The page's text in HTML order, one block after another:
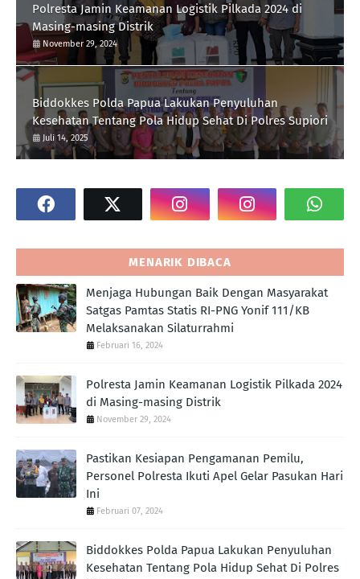
Polresta Jamin Keamanan Logistik Pilkada 2024 di
Masing-masing Distrik
November 29, 2024
Biddokkes Polda Papua Lakukan Penyuluhan
Kesehatan Tentang Pola Hidup Sehat Di Polres Supiori
Juli 14, 2025
MENARIK DIBACA
Menjaga Hubungan Baik Dengan Masyarakat
Satgas Pamtas Statis RI-PNG Yonif 111/KB
Melaksanakan Silaturrahmi
Februari 16, 2024
Polresta Jamin Keamanan Logistik Pilkada 2024
di Masing-masing Distrik
November 29, 2024
Pastikan Kesiapan Pengamanan Pemilu,
Personel Polresta Ikuti Apel Gelar Pasukan Hari
Ini
Februari 07, 2024
Biddokkes Polda Papua Lakukan Penyuluhan
Kesehatan Tentang Pola Hidup Sehat Di Polres